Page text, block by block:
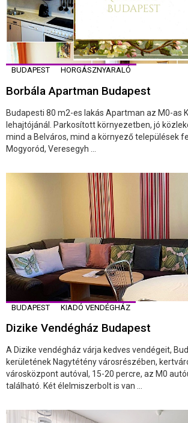
BUDAPEST HORGÁSZNYARALÓ
Borbála Apartman Budapest
Budapesti 80 m2-es lakás Apartman az M0-as
lehajtójánál. Parkosított környezetben, jó
mind a Belváros, mind a környező települések
Mogyoród, Veresegyh ...
BUDAPEST KIADÓ VENDÉGHÁZ
Dizike Vendégház Budapest
A Dizike vendégház várja kedves vendégeit,
kerületének Nagytétény városrészében,
városközpont autóval, 15-20 percre, az M0
található. Két élelmiszerbolt is van ...